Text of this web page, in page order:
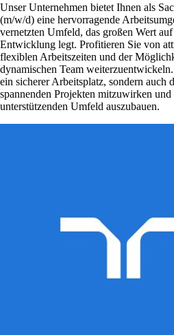
Unser Unternehmen bietet Ihnen als
(m/w/d) eine hervorragende
vernetzten Umfeld, das großen Wert
Entwicklung legt. Profitieren Sie von
flexiblen Arbeitszeiten und der
dynamischen Team
ein sicherer Arbeitsplatz, sondern auch
spannenden Projekten mitzuwirken
unterstützenden Umfeld auszubauen.